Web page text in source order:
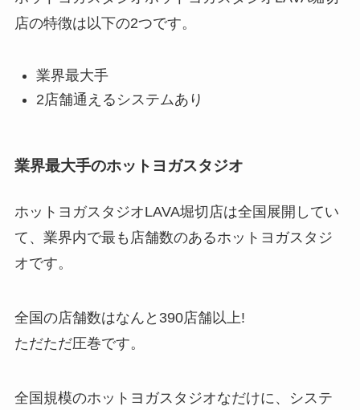
店の特徴は以下の2つです。
業界最大手
2店舗通えるシステムあり
業界最大手のホットヨガスタジオ
ホットヨガスタジオLAVA堀切店は全国展開してい
て、業界内で最も店舗数のあるホットヨガスタジ
オです。
全国の店舗数はなんと 390店舗以上!
ただただ圧巻です。
全国規模のホットヨガスタジオなだけに、システ